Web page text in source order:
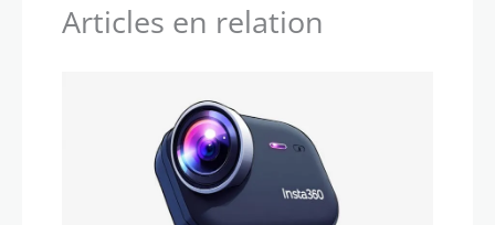
Articles en relation